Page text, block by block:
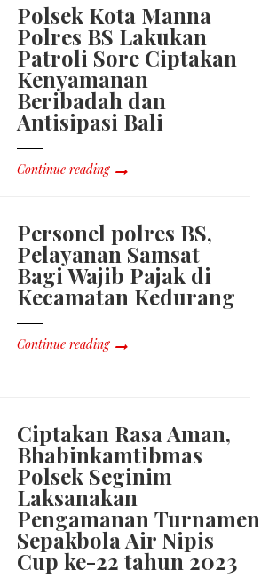
Polsek Kota Manna
Polres BS Lakukan
Patroli Sore Ciptakan
Kenyamanan
Beribadah dan
Antisipasi Bali
Continue reading
Personel polres BS,
Pelayanan Samsat
Bagi Wajib Pajak di
Kecamatan Kedurang
Continue reading
Ciptakan Rasa Aman,
Bhabinkamtibmas
Polsek Seginim
Laksanakan
Pengamanan Turnamen
Sepakbola Air Nipis
Cup ke-22 tahun 2023